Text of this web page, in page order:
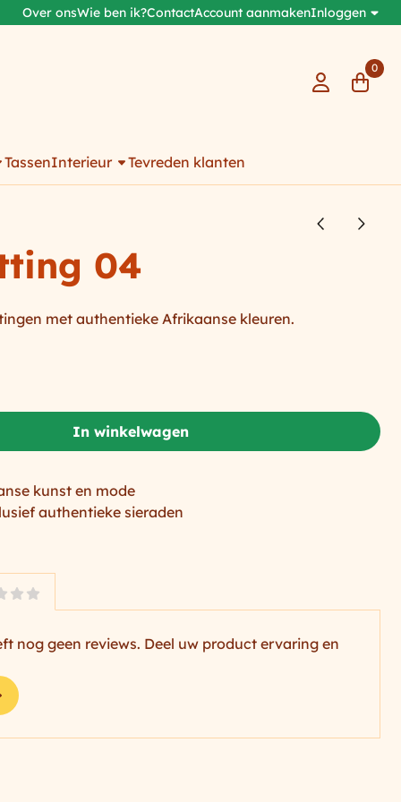
Over onsWie ben ik?ContactAccount aanmakenInloggen
0
TassenInterieur Tevreden klanten
04
met authentieke Afrikaanse kleuren.
In winkelwagen
kunst en mode
authentieke sieraden
nog geen reviews. Deel uw product ervaring en